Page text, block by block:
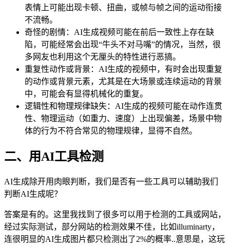
表情上可能出现卡顿、扭曲，或帧与帧之间的运动衔接
不流畅。
奇怪的剧情：AI生成视频可能在前后一致性上存在缺
陷，可能经常会出现“牛头不对马嘴”的情况，当然，很
多网友也利用这个无厘头的特性进行恶搞。
重复性动作或背景：AI生成的视频中，有时会出现重复
的动作或背景元素，尤其是在大场景或连续运动的背景
中，可能会有显得机械化的重复。
逻辑性和物理规律缺失：AI生成的视频可能在动作连贯
性、物理运动（如重力、速度）上出现偏差，场景中物
体的行为不符合常见的物理规律，显得不自然。
二、用AI工具检测
AI生成除开用肉眼判断，我们是否有一些工具可以辅助我们
判断AI生成呢？
答案是有的。这里我找到了很多可以用于检测的工具或网站，
经过实际测试，部分网站的检测效果不佳，比如illuminarty，
连很明显的AI生成图片都只检测出了2%的概率..意思是，这玩